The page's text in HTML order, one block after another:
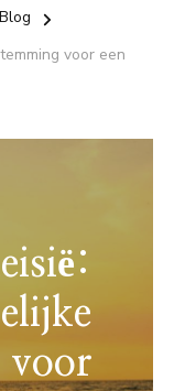
voor een
voor